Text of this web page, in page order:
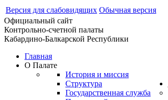
Версия для слабовидящих Обычная версия
Официальный сайт
Контрольно-счетной палаты
Кабардино-Балкарской Республики
Главная
О Палате
История и миссия
Структура
Государственная служба